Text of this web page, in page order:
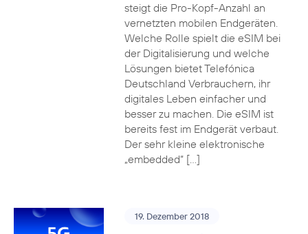
steigt die Pro-Kopf-Anzahl an
vernetzten mobilen Endgeräten.
Welche Rolle spielt die eSIM bei
der Digitalisierung und welche
Lösungen bietet Telefónica
Deutschland Verbrauchern, ihr
digitales Leben einfacher und
besser zu machen. Die eSIM ist
bereits fest im Endgerät verbaut.
Der sehr kleine elektronische
„embedded“ […]
19. Dezember 2018